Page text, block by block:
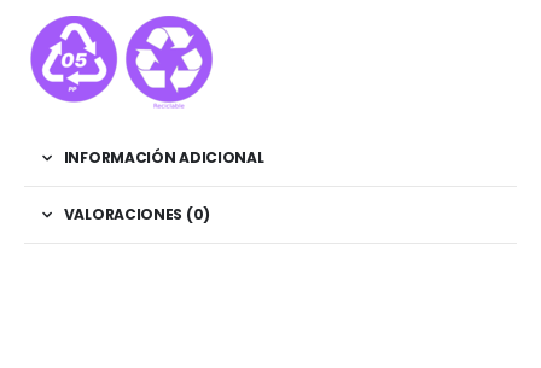
INFORMACIÓN ADICIONAL
VALORACIONES (0)